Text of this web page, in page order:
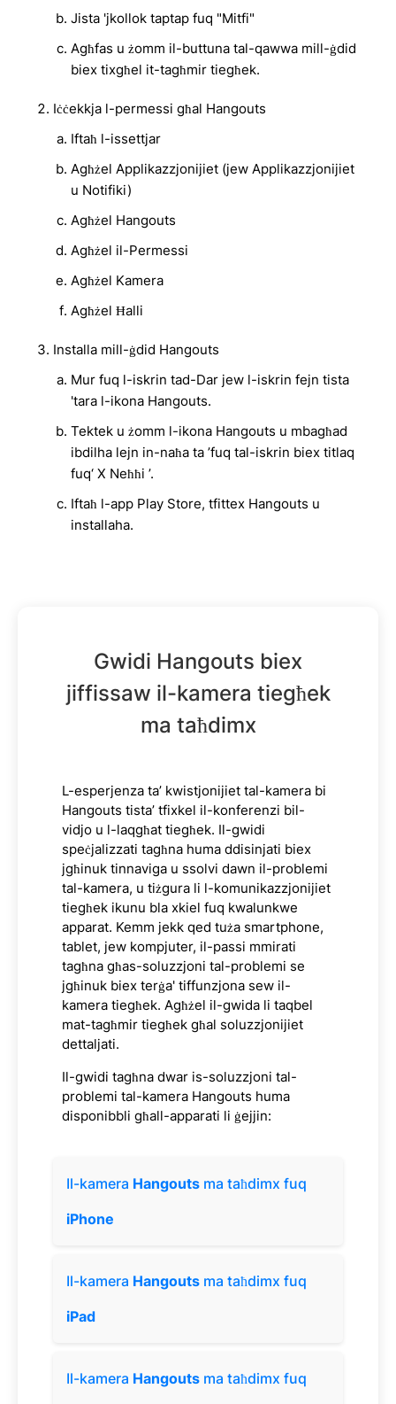
Jista 'jkollok taptap fuq "Mitfi"
Agħfas u żomm il-buttuna tal-qawwa mill-ġdid
biex tixgħel it-tagħmir tiegħek.
Iċċekkja l-permessi għal Hangouts
Iftaħ l-issettjar
Agħżel Applikazzjonijiet (jew Applikazzjonijiet
u Notifiki)
Agħżel Hangouts
Agħżel il-Permessi
Agħżel Kamera
Agħżel Ħalli
Installa mill-ġdid Hangouts
Mur fuq l-iskrin tad-Dar jew l-iskrin fejn tista
'tara l-ikona Hangouts.
Tektek u żomm l-ikona Hangouts u mbagħad
ibdilha lejn in-naħa ta ’fuq tal-iskrin biex titlaq
fuq‘ X Neħħi ’.
Iftaħ l-app Play Store, tfittex Hangouts u
installaha.
Gwidi Hangouts biex
jiffissaw il-kamera tiegħek
ma taħdimx
L-esperjenza ta’ kwistjonijiet tal-kamera bi
Hangouts tista’ tfixkel il-konferenzi bil-
vidjo u l-laqgħat tiegħek. Il-gwidi
speċjalizzati tagħna huma ddisinjati biex
jgħinuk tinnaviga u ssolvi dawn il-problemi
tal-kamera, u tiżgura li l-komunikazzjonijiet
tiegħek ikunu bla xkiel fuq kwalunkwe
apparat. Kemm jekk qed tuża smartphone,
tablet, jew kompjuter, il-passi mmirati
tagħna għas-soluzzjoni tal-problemi se
jgħinuk biex terġa' tiffunzjona sew il-
kamera tiegħek. Agħżel il-gwida li taqbel
mat-tagħmir tiegħek għal soluzzjonijiet
dettaljati.
Il-gwidi tagħna dwar is-soluzzjoni tal-
problemi tal-kamera Hangouts huma
disponibbli għall-apparati li ġejjin:
Il-kamera Hangouts ma taħdimx fuq
iPhone
Il-kamera Hangouts ma taħdimx fuq
iPad
Il-kamera Hangouts ma taħdimx fuq